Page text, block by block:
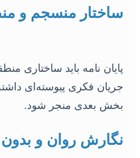
ساختار منسجم و
پایان نامه باید ساختاری
جریان فکری پیوسته‌ای
بخش بعدی منجر شود.
نگارش روان و